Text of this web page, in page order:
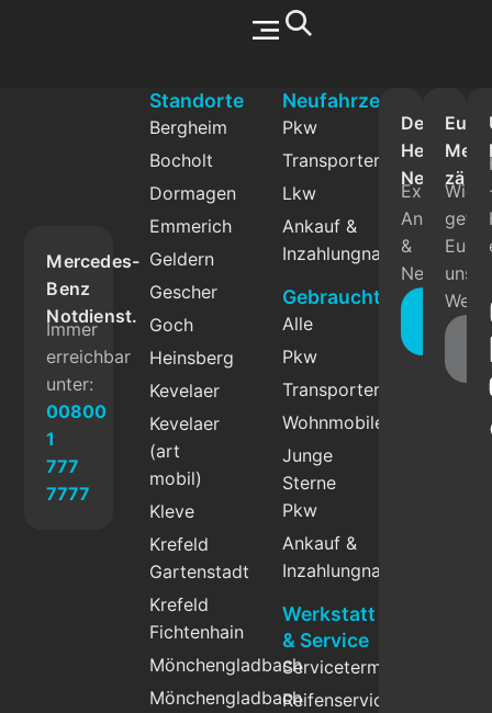
Mercedes-
Benz
Notdienst.
Immer
erreichbar
unter:
00800
1
777
7777
Standorte
Bergheim
Bocholt
Dormagen
Emmerich
Geldern
Gescher
Goch
Heinsberg
Kevelaer
Kevelaer
(art
mobil)
Kleve
Krefeld
Gartenstadt
Krefeld
Fichtenhain
Mönchengladbach
Mönchengladbach
Neufahrzeuge
Pkw
Transporter
Lkw
Ankauf &
Inzahlungnahme
Gebrauchtfahrzeuge
Alle
Pkw
Transporter
Wohnmobile
Junge
Sterne
Pkw
Ankauf &
Inzahlungnahme
Werkstatt
& Service
Servicetermin
Reifenservice
Der
Herbrand
Exklusive
Angebote
&
News.
Jetzt
Eure
zählt
Wie
Euch